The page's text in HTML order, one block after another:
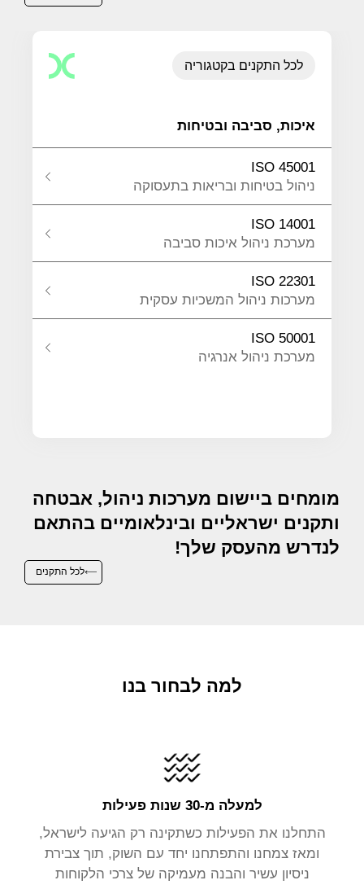
לכל התקנים בקטגוריה
איכות, סביבה ובטיחות
ISO 45001
ניהול בטיחות ובריאות בתעסוקה
ISO 14001
מערכת ניהול איכות סביבה
ISO 22301
מערכות ניהול המשכיות עסקית
ISO 50001
מערכת ניהול אנרגיה
מומחים ביישום מערכות ניהול, אבטחה
ותקנים ישראליים ובינלאומיים בהתאם
לנדרש מהעסק שלך!
לכל התקנים
למה לבחור בנו
למעלה מ-30 שנות פעילות
התחלנו את הפעילות כשתקינה רק הגיעה לישראל,
ומאז צמחנו והתפתחנו יחד עם השוק, תוך צבירת
ניסיון עשיר והבנה מעמיקה של צרכי הלקוחות